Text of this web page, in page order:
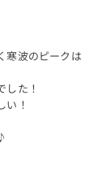
寒波のピークは
した！
い！